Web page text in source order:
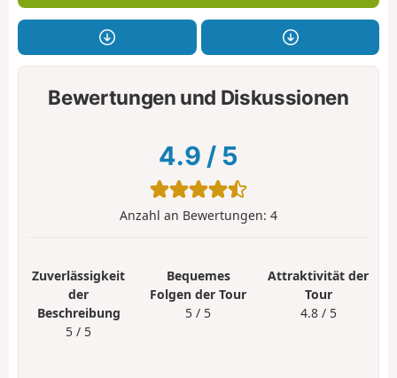
Bewertungen und Diskussionen
4.9 / 5
Anzahl an Bewertungen: 4
Zuverlässigkeit
der
Beschreibung
5 / 5
Bequemes
Folgen der Tour
5 / 5
Attraktivität der
Tour
4.8 / 5